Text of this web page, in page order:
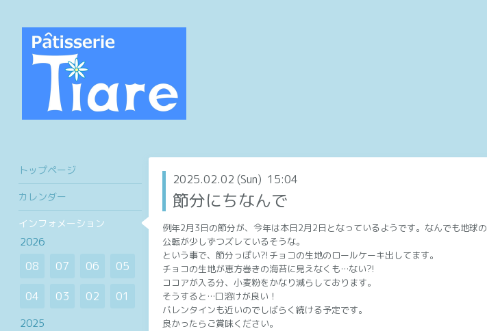
2025.02.02 (Sun) 15:04
節分にちなんで
例年2月3日の節分が、今年は本日2月2日となっているようです。なんでも地球の
公転が少しずつズレているそうな。
という事で、節分っぽい⁈チョコの生地のロールケーキ出してます。
チョコの生地が恵方巻きの海苔に見えなくも…ない⁈
ココアが入る分、小麦粉をかなり減らしております。
そうすると…口溶けが良い！
バレンタインも近いのでしばらく続ける予定です。
良かったらご賞味ください。
トップページ
カレンダー
インフォメーション
2026
08 07 06
05
04
03 02 01
2025